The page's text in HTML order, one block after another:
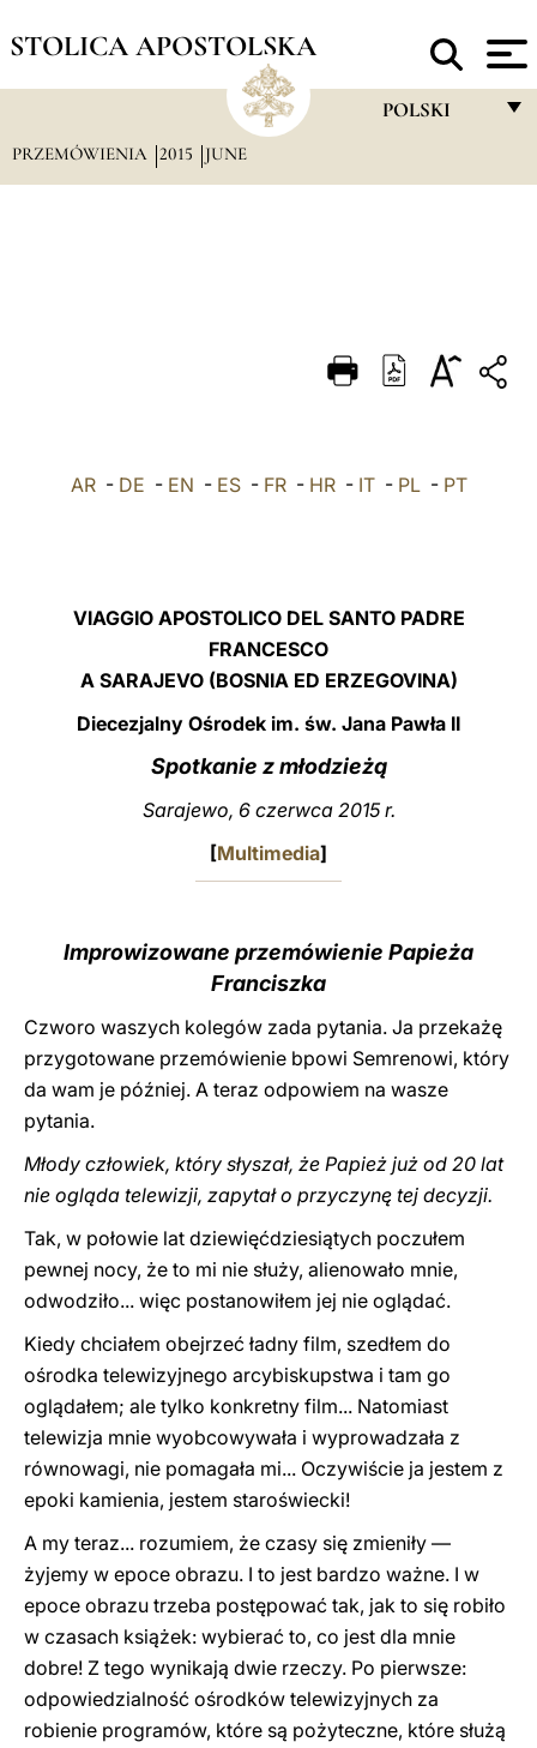
STOLICA APOSTOLSKA
POLSKI
DEUTSCH
العربيّة
PRZEMÓWIENIA 2015 JUNE
AR- DE - EN - ES- FR- HR- IT- PL- PT
VIAGGIO APOSTOLICO DEL SANTO PADRE
FRANCESCO
A SARAJEVO (BOSNIA ED ERZEGOVINA)
Diecezjalny Ośrodek im. św. Jana Pawła II
Spotkanie z młodzieżą
Sarajewo, 6 czerwca 2015 r.
[Multimedia]
Improwizowane przemówienie Papieża
Franciszka
Czworo waszych kolegów zada pytania. Ja przekażę
przygotowane przemówienie bpowi Semrenowi, który
da wam je później. A teraz odpowiem na wasze
pytania.
Młody człowiek, który słyszał, że Papież już od 20 lat
nie ogląda telewizji, zapytał o przyczynę tej decyzji.
Tak, w połowie lat dziewięćdziesiątych poczułem
pewnej nocy, że to mi nie służy, alienowało mnie,
odwodziło... więc postanowiłem jej nie oglądać.
Kiedy chciałem obejrzeć ładny film, szedłem do
ośrodka telewizyjnego arcybiskupstwa i tam go
oglądałem; ale tylko konkretny film... Natomiast
telewizja mnie wyobcowywała i wyprowadzała z
równowagi, nie pomagała mi... Oczywiście ja jestem z
epoki kamienia, jestem staroświecki!
A my teraz... rozumiem, że czasy się zmieniły —
żyjemy w epoce obrazu. I to jest bardzo ważne. I w
epoce obrazu trzeba postępować tak, jak to się robiło
w czasach książek: wybierać to, co jest dla mnie
dobre! Z tego wynikają dwie rzeczy. Po pierwsze:
odpowiedzialność ośrodków telewizyjnych za
robienie programów, które są pożyteczne, które służą